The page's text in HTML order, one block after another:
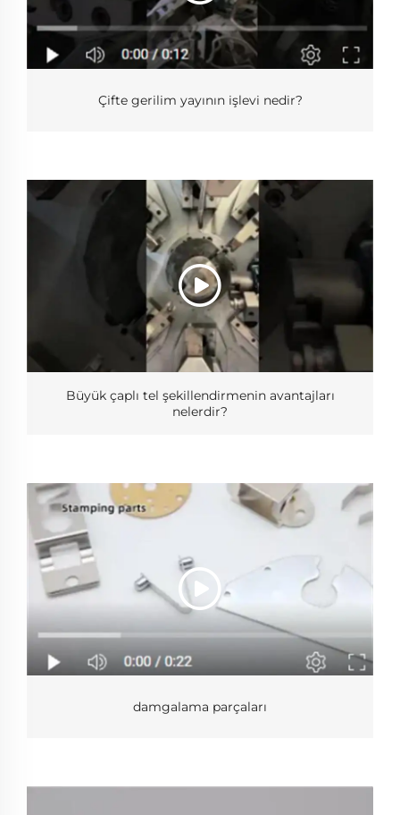
Çifte gerilim yayının işlevi nedir?
Büyük çaplı tel şekillendirmenin avantajları
nelerdir?
damgalama parçaları